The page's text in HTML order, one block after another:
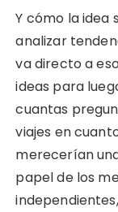
Y cómo la idea
analizar
va directo a
ideas para
cuantas
viajes en
merecerían
papel de los